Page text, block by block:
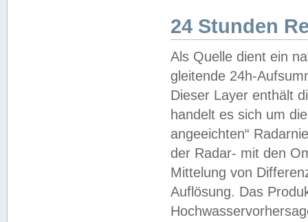
24 Stunden
Als Quelle dient ein
gleitende 24h-
Dieser Layer enthält
handelt es sich um
angeeichten“
der Radar- mit den
Mittelung von
Auflösung. Das